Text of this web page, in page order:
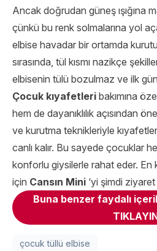
Ancak doğrudan güneş ışığına
çünkü bu renk solmalarına yol
elbise havadar bir ortamda
sırasında, tül kısmı nazikçe
elbisenin tülü bozulmaz ve ilk
Çocuk kıyafetleri bakımına
hem de dayanıklılık açısından
ve kurutma teknikleriyle
canlı kalır. Bu sayede çocuklar
konforlu giysilerle rahat eder. En
için Cansın Mini ‘yi şimdi
Buna benzer faydalı
çocuk tüllü elbise